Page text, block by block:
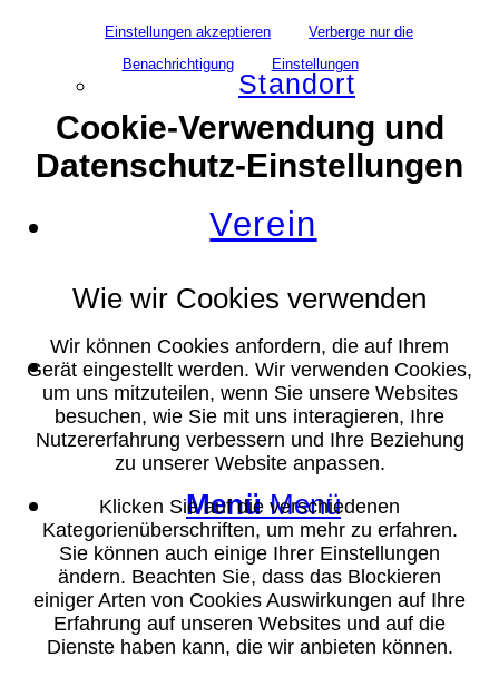
Standort
Verein
Suche
Menü Menü
Einstellungen akzeptieren
Verberge nur die
Benachrichtigung
Einstellungen
Cookie-Verwendung und
Datenschutz-Einstellungen
Wie wir Cookies verwenden
Wir können Cookies anfordern, die auf Ihrem
Gerät eingestellt werden. Wir verwenden Cookies,
um uns mitzuteilen, wenn Sie unsere Websites
besuchen, wie Sie mit uns interagieren, Ihre
Nutzererfahrung verbessern und Ihre Beziehung
zu unserer Website anpassen.
Klicken Sie auf die verschiedenen
Kategorienüberschriften, um mehr zu erfahren.
Sie können auch einige Ihrer Einstellungen
ändern. Beachten Sie, dass das Blockieren
einiger Arten von Cookies Auswirkungen auf Ihre
Erfahrung auf unseren Websites und auf die
Dienste haben kann, die wir anbieten können.